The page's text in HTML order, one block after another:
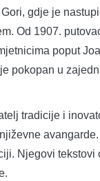
gdje je
Od 1907.
poput
pokopan u
tradicije i
Njegovi tekstovi